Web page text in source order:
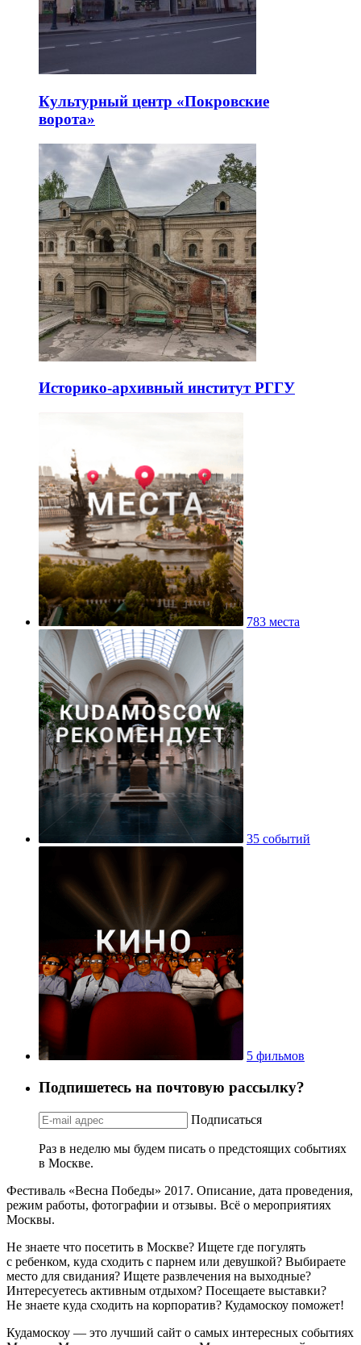
Культурный центр «Покровские
ворота»
Историко-архивный институт РГГУ
783 места
35 событий
5 фильмов
Подпишетесь на почтовую рассылку?
Подписаться
Раз в неделю мы будем писать о предстоящих событиях
в Москве.
Фестиваль «Весна Победы» 2017. Описание, дата проведения,
режим работы, фотографии и отзывы. Всё о мероприятиях
Москвы.
Не знаете что посетить в Москве? Ищете где погулять
с ребенком, куда сходить с парнем или девушкой? Выбираете
место для свидания? Ищете развлечения на выходные?
Интересуетесь активным отдыхом? Посещаете выставки?
Не знаете куда сходить на корпоратив? Кудамоскоу поможет!
Кудамоскоу — это лучший сайт о самых интересных событиях